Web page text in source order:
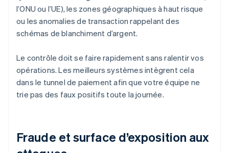
l’ONU ou l’UE), les zones géographiques à haut risque
ou les anomalies de transaction rappelant des
schémas de blanchiment d’argent.
Le contrôle doit se faire rapidement sans ralentir vos
opérations. Les meilleurs systèmes intègrent cela
dans le tunnel de paiement afin que votre équipe ne
trie pas des faux positifs toute la journée.
Fraude et surface d’exposition aux